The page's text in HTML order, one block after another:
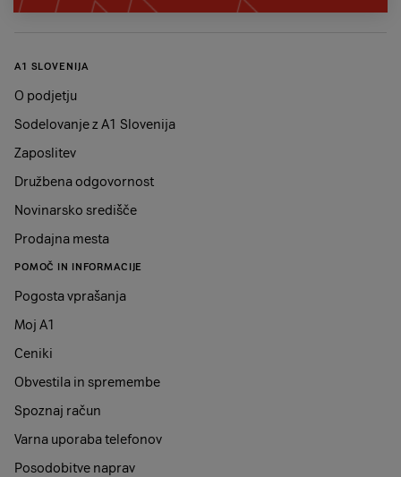
A1 SLOVENIJA
O podjetju
Sodelovanje z A1 Slovenija
Zaposlitev
Družbena odgovornost
Novinarsko središče
Prodajna mesta
POMOČ IN INFORMACIJE
Pogosta vprašanja
Moj A1
Ceniki
Obvestila in spremembe
Spoznaj račun
Varna uporaba telefonov
Posodobitve naprav